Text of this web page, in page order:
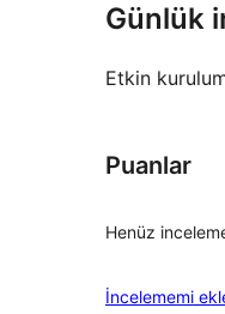
Günlük
Etkin
Puanlar
Henüz
İncelememi